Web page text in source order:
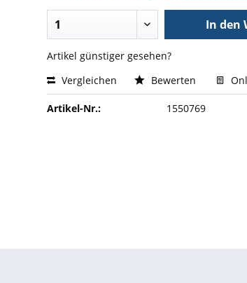
In den
Artikel günstiger gesehen?
Vergleichen
Bewerten
Artikel-Nr.: 1550769